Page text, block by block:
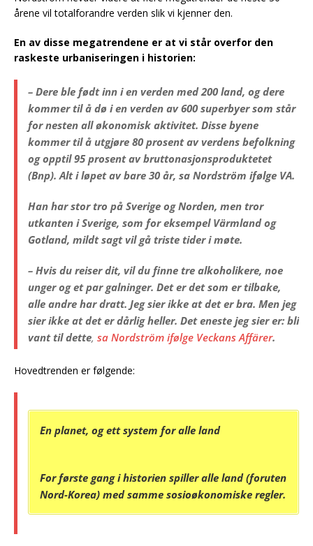
årene vil totalforandre verden slik vi kjenner den.
En av disse megatrendene er at vi står overfor den
raskeste urbaniseringen i historien:
– Dere ble født inn i en verden med 200 land, og dere
kommer til å dø i en verden av 600 superbyer som står
for nesten all økonomisk aktivitet. Disse byene
kommer til å utgjøre 80 prosent av verdens befolkning
og opptil 95 prosent av bruttonasjonsproduktetet
(Bnp). Alt i løpet av bare 30 år, sa Nordström ifølge VA.
Han har stor tro på Sverige og Norden, men tror
utkanten i Sverige, som for eksempel Värmland og
Gotland, mildt sagt vil gå triste tider i møte.
– Hvis du reiser dit, vil du finne tre alkoholikere, noe
unger og et par galninger. Det er det som er tilbake,
alle andre har dratt. Jeg sier ikke at det er bra. Men jeg
sier ikke at det er dårlig heller. Det eneste jeg sier er: bli
vant til dette, sa Nordström ifølge Veckans Affärer.
Hovedtrenden er følgende:
En planet, og ett system for alle land
For første gang i historien spiller alle land (foruten
Nord-Korea) med samme sosioøkonomiske regler.